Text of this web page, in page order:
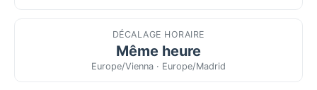
DÉCALAGE HORAIRE
Même heure
Europe/Vienna · Europe/Madrid